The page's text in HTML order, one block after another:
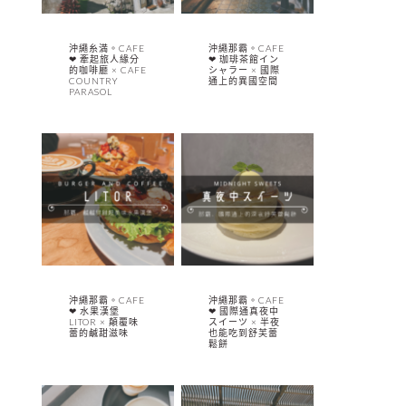
沖繩糸満。CAFE
❤︎ 牽起旅人緣分
的咖啡廳 × CAFE
COUNTRY
PARASOL
沖繩那霸。CAFE
❤︎ 珈琲茶館イン
シャラー × 國際
通上的異國空間
沖繩那霸。CAFE
❤︎ 水果漢堡
LITOR × 顛覆味
蕾的鹹甜滋味
沖繩那霸。CAFE
❤︎ 國際通真夜中
スイーツ × 半夜
也能吃到舒芙蕾
鬆餅